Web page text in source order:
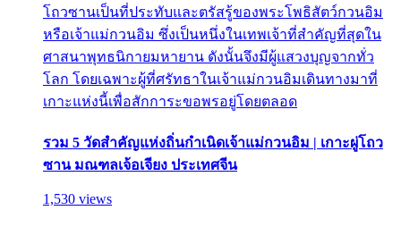
โถวซานเป็นที่ประทับและตรัสรู้ของพระโพธิสัตว์กวนอิม
หรือเจ้าแม่กวนอิม ซึ่งเป็นหนึ่งในเทพเจ้าที่สำคัญที่สุดใน
ศาสนาพุทธนิกายมหายาน ดังนั้นจึงมีผู้แสวงบุญจากทั่ว
โลก โดยเฉพาะผู้ที่ศรัทธาในเจ้าแม่กวนอิมเดินทางมาที่
เกาะแห่งนี้เพื่อสักการะขอพรอยู่โดยตลอด
รวม 5 วัดสำคัญแห่งถิ่นกำเนิดเจ้าแม่กวนอิม | เกาะผู่โถว
ซาน มณฑลเจ้อเจียง ประเทศจีน
1,530 views